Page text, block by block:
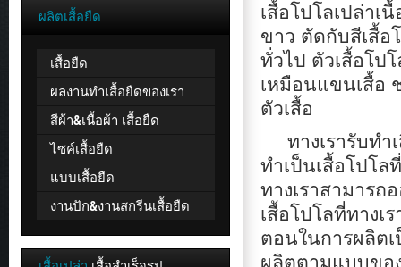
เสื้อโปโลเปล่า
ขาว ตัดกับสีเสื้อ
ทั่วไป ตัวเสื้อโป
เหมือนแขนเสื้อ
ตัวเสื้อ
ทางเรารับทำ
ทำเป็นเสื้อโปโ
ทางเราสามารถ
เสื้อโปโลที่ทาง
ตอนในการผลิต
ผลิตตามแบบขอ
ผลิตเสื้อยืด
เสื้อยืด
ผลงานทำเสื้อยืดของเรา
สีผ้า&เนื้อผ้า เสื้อยืด
ไซค์เสื้อยืด
แบบเสื้อยืด
งานปัก&งานสกรีนเสื้อยืด